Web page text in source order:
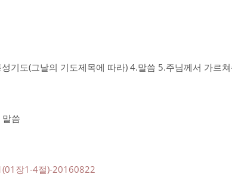
기도(그날의 기도제목에 따라) 4.말씀 5.주님께서 가르
씀
장1-4절)-20160822